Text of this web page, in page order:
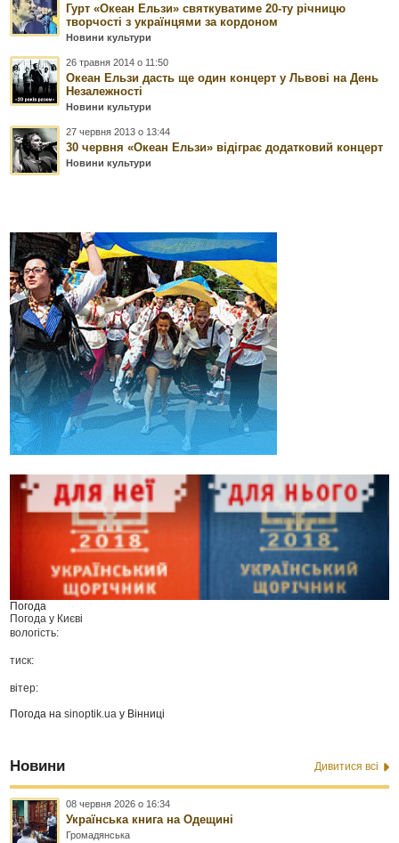
Гурт «Океан Ельзи» святкуватиме 20-ту річницю
творчості з українцями за кордоном
Новини культури
26 травня 2014 о 11:50
Океан Ельзи дасть ще один концерт у Львові на День
Незалежності
Новини культури
27 червня 2013 о 13:44
30 червня «Океан Ельзи» відіграє додатковий концерт
Новини культури
Погода
Погода у Києві
вологість:
тиск:
вітер:
Погода наsinoptik.ua у Вінниці
Новини Дивитися всі
08 червня 2026 о 16:34
Українська книга на Одещині
Громадянська